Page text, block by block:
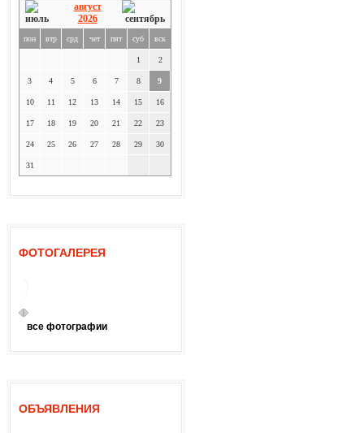
август
2026
пон втр срд чет пят суб вск
1 2
3 4 5 6 7 8 9
10 11 12 13 14 15 16
17 18 19 20 21 22 23
24 25 26 27 28 29 30
31
ФОТОГАЛЕРЕЯ
все фотографии
ОБЪЯВЛЕНИЯ